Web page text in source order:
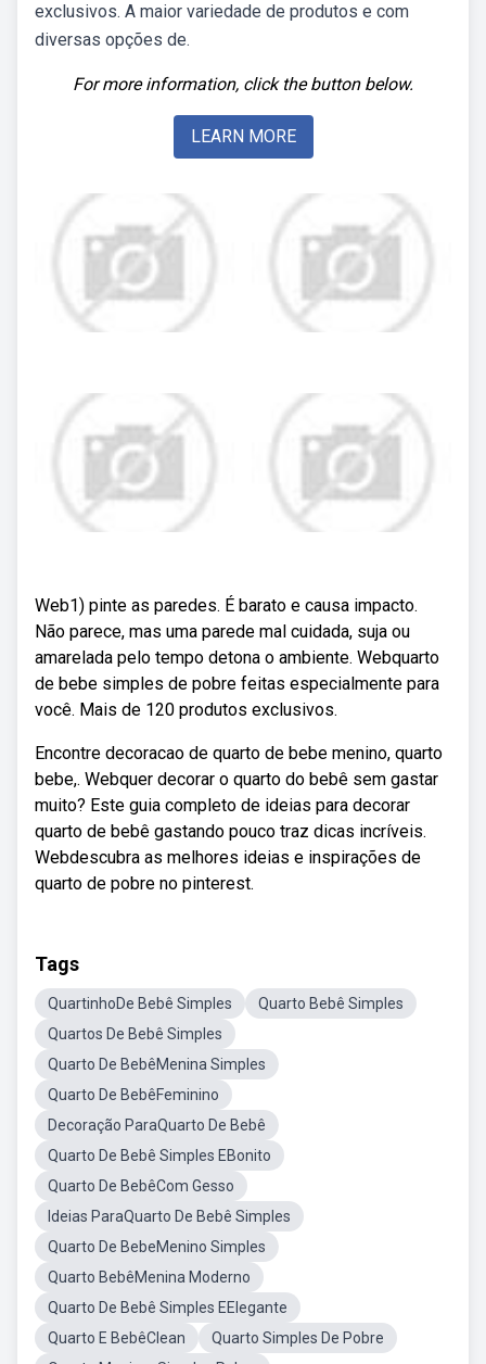
exclusivos. A maior variedade de produtos e com
diversas opções de.
For more information, click the button below.
LEARN MORE
Web1) pinte as paredes. É barato e causa impacto.
Não parece, mas uma parede mal cuidada, suja ou
amarelada pelo tempo detona o ambiente. Webquarto
de bebe simples de pobre feitas especialmente para
você. Mais de 120 produtos exclusivos.
Encontre decoracao de quarto de bebe menino, quarto
bebe,. Webquer decorar o quarto do bebê sem gastar
muito? Este guia completo de ideias para decorar
quarto de bebê gastando pouco traz dicas incríveis.
Webdescubra as melhores ideias e inspirações de
quarto de pobre no pinterest.
Tags
QuartinhoDe Bebê Simples
Quarto Bebê Simples
Quartos De Bebê Simples
Quarto De BebêMenina Simples
Quarto De BebêFeminino
Decoração ParaQuarto De Bebê
Quarto De Bebê Simples EBonito
Quarto De BebêCom Gesso
Ideias ParaQuarto De Bebê Simples
Quarto De BebeMenino Simples
Quarto BebêMenina Moderno
Quarto De Bebê Simples EElegante
Quarto E BebêClean
Quarto Simples De Pobre